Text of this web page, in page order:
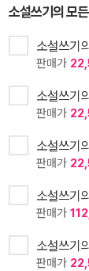
소설쓰기의 모
소설쓰기
판매가
소설쓰기
판매가
소설쓰기
판매가
소설쓰기
판매가
소설쓰기
판매가